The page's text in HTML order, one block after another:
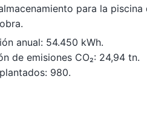
para la
anual: 54.450 kWh.
de emisiones CO₂: 24,94 tn.
980.